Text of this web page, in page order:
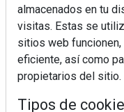
almacenados en tu
visitas. Estas se
sitios web funcionen,
eficiente, así como
propietarios del sitio.
Tipos de